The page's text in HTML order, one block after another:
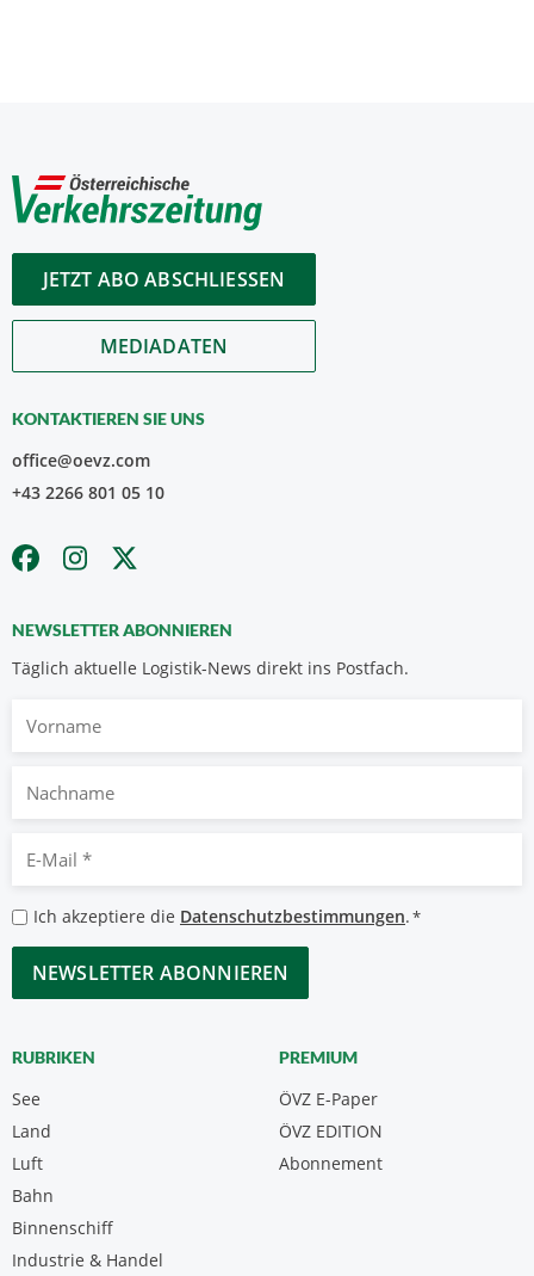
JETZT ABO ABSCHLIESSEN
MEDIADATEN
KONTAKTIEREN SIE UNS
office@oevz.com
+43 2266 801 05 10
NEWSLETTER ABONNIEREN
Täglich aktuelle Logistik-News direkt ins Postfach.
Nachname
Mail
*
Datenschutzbestimmungen
*
Ich akzeptiere die Datenschutzbestimmungen.*
CAPTCHA
RUBRIKEN
See
Land
Luft
Bahn
Binnenschiff
Industrie & Handel
PREMIUM
ÖVZ E-Paper
Abonnement
ÖVZ EDITION